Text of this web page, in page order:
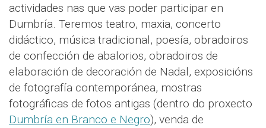
actividades nas que vas poder participar en
Dumbría. Teremos teatro, maxia, concerto
didáctico, música tradicional, poesía, obradoiros
de confección de abalorios, obradoiros de
elaboración de decoración de Nadal, exposicións
de fotografía contemporánea, mostras
fotográficas de fotos antigas (dentro do proxecto
Dumbría en Branco e Negro), venda de